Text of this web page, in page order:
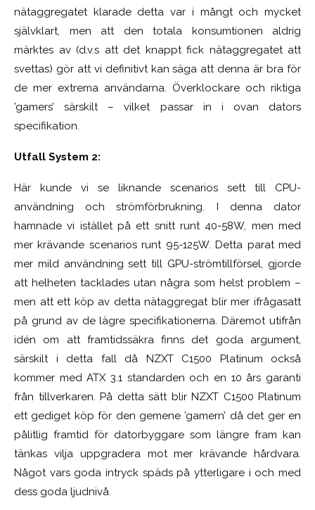
nätaggregatet klarade detta var i mångt och mycket
självklart, men att den totala konsumtionen aldrig
märktes av (d.v.s att det knappt fick nätaggregatet att
svettas) gör att vi definitivt kan säga att denna är bra för
de mer extrema användarna. Överklockare och riktiga
’gamers’ särskilt – vilket passar in i ovan dators
specifikation.
Utfall System 2:
Här kunde vi se liknande scenarios sett till CPU-
användning och strömförbrukning. I denna dator
hamnade vi istället på ett snitt runt 40-58W, men med
mer krävande scenarios runt 95-125W. Detta parat med
mer mild användning sett till GPU-strömtillförsel, gjorde
att helheten tacklades utan några som helst problem –
men att ett köp av detta nätaggregat blir mer ifrågasatt
på grund av de lägre specifikationerna. Däremot utifrån
idén om att framtidssäkra finns det goda argument,
särskilt i detta fall då NZXT C1500 Platinum också
kommer med ATX 3.1 standarden och en 10 års garanti
från tillverkaren. På detta sätt blir NZXT C1500 Platinum
ett gediget köp för den gemene ’gamern’ då det ger en
pålitlig framtid för datorbyggare som längre fram kan
tänkas vilja uppgradera mot mer krävande hårdvara.
Något vars goda intryck späds på ytterligare i och med
dess goda ljudnivå.